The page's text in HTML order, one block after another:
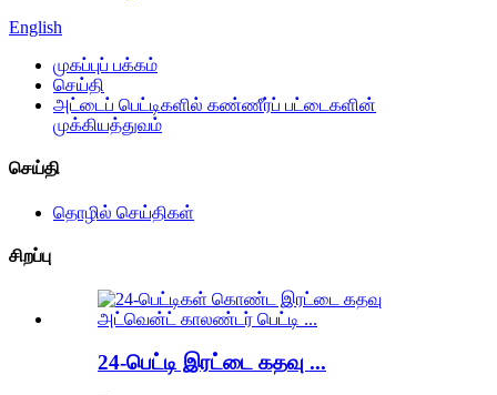
English
முகப்புப் பக்கம்
செய்தி
அட்டைப் பெட்டிகளில் கண்ணீர்ப் பட்டைகளின்
முக்கியத்துவம்
செய்தி
தொழில் செய்திகள்
சிறப்பு
24-பெட்டி இரட்டை கதவு ...